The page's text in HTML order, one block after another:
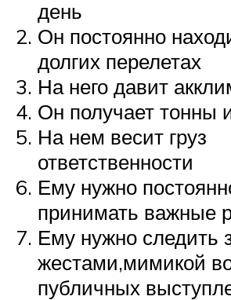
день
Он постоянно
долгих перелетах
На него давит
Он получает тонны
На нем весит груз
ответственности
Ему нужно
принимать важные
Ему нужно следить
жестами,мимикой
публичных